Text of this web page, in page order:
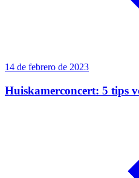
14 de febrero de 2023
Huiskamerconcert: 5 tips